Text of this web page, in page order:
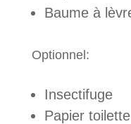
Baume à
Optionnel:
Insectifuge
Papier toilette